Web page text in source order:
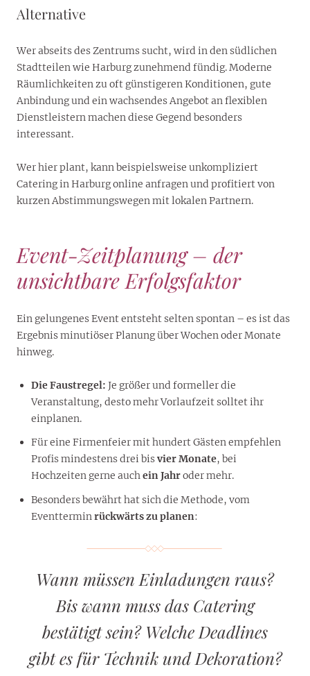
Alternative
Wer abseits des Zentrums sucht, wird in den südlichen
Stadtteilen wie Harburg zunehmend fündig. Moderne
Räumlichkeiten zu oft günstigeren Konditionen, gute
Anbindung und ein wachsendes Angebot an flexiblen
Dienstleistern machen diese Gegend besonders
interessant.
Wer hier plant, kann beispielsweise unkompliziert
Catering in Harburg online anfragen und profitiert von
kurzen Abstimmungswegen mit lokalen Partnern.
Event-Zeitplanung – der
unsichtbare Erfolgsfaktor
Ein gelungenes Event entsteht selten spontan – es ist das
Ergebnis minutiöser Planung über Wochen oder Monate
hinweg.
Die Faustregel: Je größer und formeller die
Veranstaltung, desto mehr Vorlaufzeit solltet ihr
einplanen.
Für eine Firmenfeier mit hundert Gästen empfehlen
Profis mindestens drei bisvier Monate, bei
Hochzeiten gerne auchein Jahroder mehr.
Besonders bewährt hat sich die Methode, vom
Eventterminrückwärts zu planen:
Wann müssen Einladungen raus?
Bis wann muss das Catering
bestätigt sein? Welche Deadlines
gibt es für Technik und Dekoration?